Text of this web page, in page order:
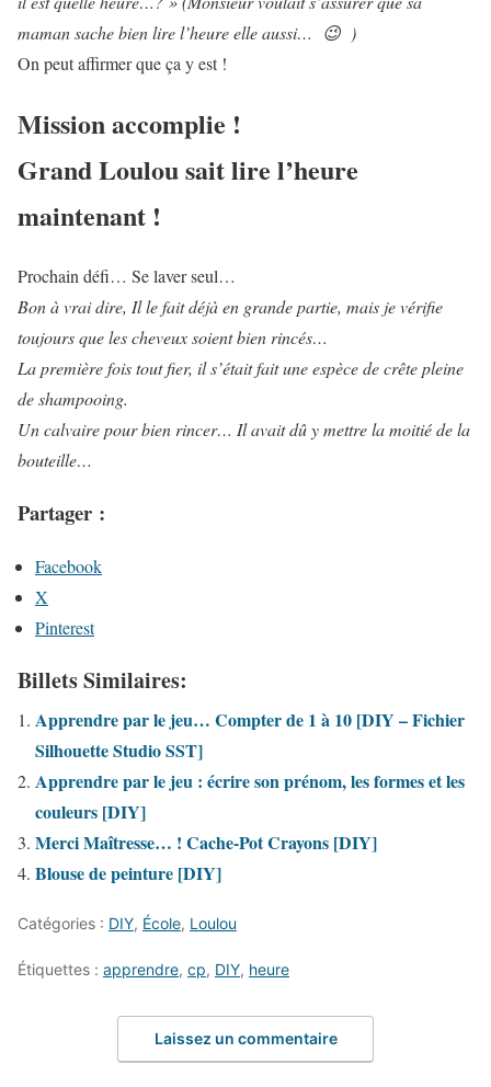
maman sache bien lire l’heure elle aussi… 😉 )
On peut affirmer que ça y est !
Mission accomplie !
Grand Loulou sait lire l’heure
maintenant !
Prochain défi… Se laver seul…
Bon à vrai dire, Il le fait déjà en grande partie, mais je vérifie
toujours que les cheveux soient bien rincés…
La première fois tout fier, il s’était fait une espèce de crête pleine
de shampooing.
Un calvaire pour bien rincer… Il avait dû y mettre la moitié de la
bouteille…
Partager :
Facebook
X
Pinterest
Billets Similaires:
Apprendre par le jeu… Compter de 1 à 10 [DIY – Fichier
Silhouette Studio SST]
Apprendre par le jeu : écrire son prénom, les formes et les
couleurs [DIY]
Merci Maîtresse… ! Cache-Pot Crayons [DIY]
Blouse de peinture [DIY]
Catégories : DIY, École, Loulou
Étiquettes : apprendre, cp, DIY, heure
Laissez un commentaire